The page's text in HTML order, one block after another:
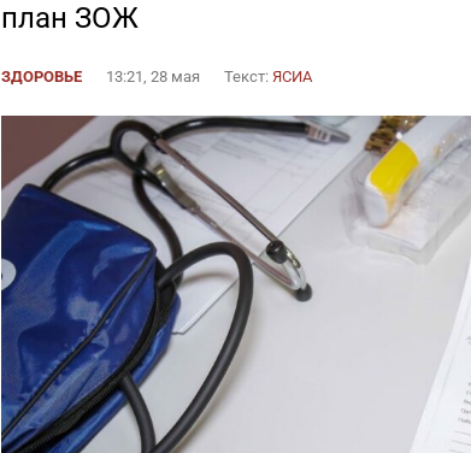
план ЗОЖ
ЗДОРОВЬЕ 13:21, 28 мая Текст: ЯСИА